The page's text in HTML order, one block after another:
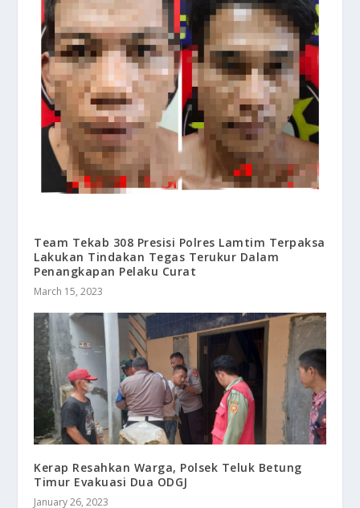
Team Tekab 308 Presisi Polres Lamtim Terpaksa
Lakukan Tindakan Tegas Terukur Dalam
Penangkapan Pelaku Curat
March 15, 2023
Kerap Resahkan Warga, Polsek Teluk Betung
Timur Evakuasi Dua ODGJ
January 26, 2023